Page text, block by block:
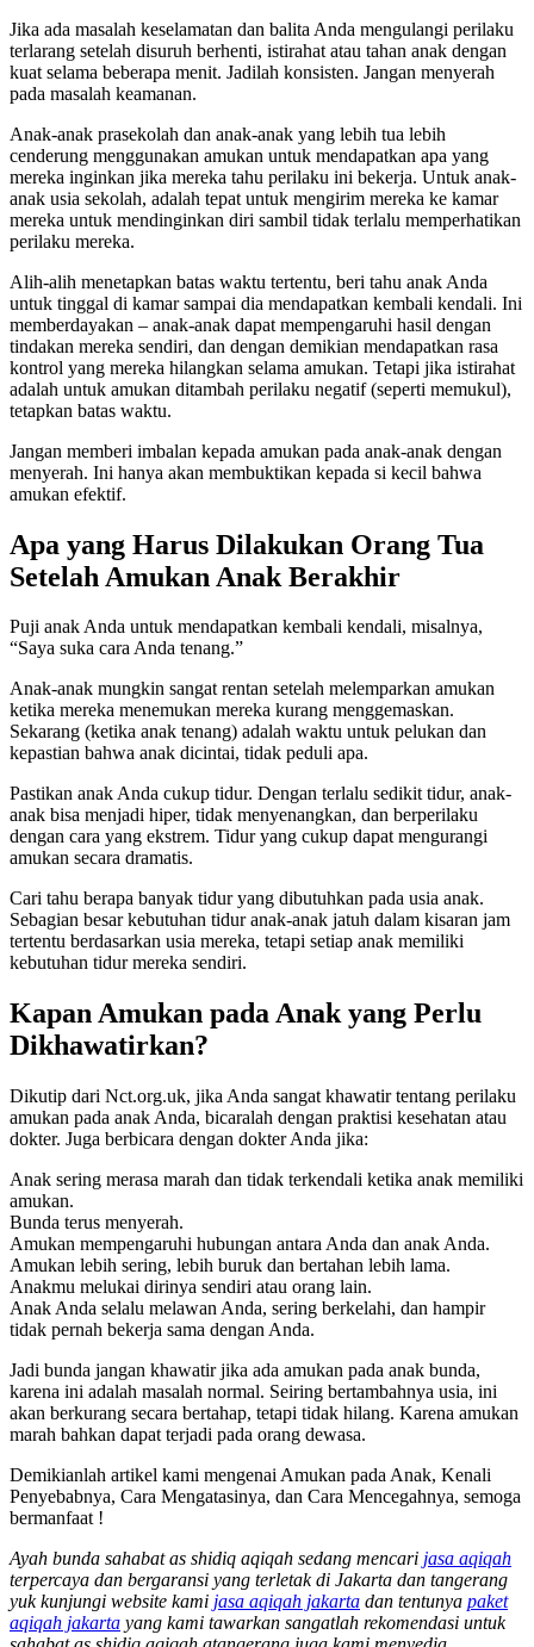
Jika ada masalah keselamatan dan balita Anda mengulangi perilaku
terlarang setelah disuruh berhenti, istirahat atau tahan anak dengan
kuat selama beberapa menit. Jadilah konsisten. Jangan menyerah
pada masalah keamanan.
Anak-anak prasekolah dan anak-anak yang lebih tua lebih
cenderung menggunakan amukan untuk mendapatkan apa yang
mereka inginkan jika mereka tahu perilaku ini bekerja. Untuk anak-
anak usia sekolah, adalah tepat untuk mengirim mereka ke kamar
mereka untuk mendinginkan diri sambil tidak terlalu memperhatikan
perilaku mereka.
Alih-alih menetapkan batas waktu tertentu, beri tahu anak Anda
untuk tinggal di kamar sampai dia mendapatkan kembali kendali. Ini
memberdayakan – anak-anak dapat mempengaruhi hasil dengan
tindakan mereka sendiri, dan dengan demikian mendapatkan rasa
kontrol yang mereka hilangkan selama amukan. Tetapi jika istirahat
adalah untuk amukan ditambah perilaku negatif (seperti memukul),
tetapkan batas waktu.
Jangan memberi imbalan kepada amukan pada anak-anak dengan
menyerah. Ini hanya akan membuktikan kepada si kecil bahwa
amukan efektif.
Apa yang Harus Dilakukan Orang Tua
Setelah Amukan Anak Berakhir
Puji anak Anda untuk mendapatkan kembali kendali, misalnya,
“Saya suka cara Anda tenang.”
Anak-anak mungkin sangat rentan setelah melemparkan amukan
ketika mereka menemukan mereka kurang menggemaskan.
Sekarang (ketika anak tenang) adalah waktu untuk pelukan dan
kepastian bahwa anak dicintai, tidak peduli apa.
Pastikan anak Anda cukup tidur. Dengan terlalu sedikit tidur, anak-
anak bisa menjadi hiper, tidak menyenangkan, dan berperilaku
dengan cara yang ekstrem. Tidur yang cukup dapat mengurangi
amukan secara dramatis.
Cari tahu berapa banyak tidur yang dibutuhkan pada usia anak.
Sebagian besar kebutuhan tidur anak-anak jatuh dalam kisaran jam
tertentu berdasarkan usia mereka, tetapi setiap anak memiliki
kebutuhan tidur mereka sendiri.
Kapan Amukan pada Anak yang Perlu
Dikhawatirkan?
Dikutip dari Nct.org.uk, jika Anda sangat khawatir tentang perilaku
amukan pada anak Anda, bicaralah dengan praktisi kesehatan atau
dokter. Juga berbicara dengan dokter Anda jika:
Anak sering merasa marah dan tidak terkendali ketika anak memiliki
amukan.
Bunda terus menyerah.
Amukan mempengaruhi hubungan antara Anda dan anak Anda.
Amukan lebih sering, lebih buruk dan bertahan lebih lama.
Anakmu melukai dirinya sendiri atau orang lain.
Anak Anda selalu melawan Anda, sering berkelahi, dan hampir
tidak pernah bekerja sama dengan Anda.
Jadi bunda jangan khawatir jika ada amukan pada anak bunda,
karena ini adalah masalah normal. Seiring bertambahnya usia, ini
akan berkurang secara bertahap, tetapi tidak hilang. Karena amukan
marah bahkan dapat terjadi pada orang dewasa.
Demikianlah artikel kami mengenai Amukan pada Anak, Kenali
Penyebabnya, Cara Mengatasinya, dan Cara Mencegahnya, semoga
bermanfaat !
Ayah bunda sahabat as shidiq aqiqah sedang mencari jasa aqiqah
terpercaya dan bergaransi yang terletak di Jakarta dan tangerang
yuk kunjungi website kami jasa aqiqah jakarta dan tentunya paket
aqiqah jakarta yang kami tawarkan sangatlah rekomendasi untuk